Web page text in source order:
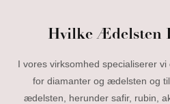
Hvilke Ædelsten
I vores virksomhed specialiserer
for diamanter og ædelsten og
ædelsten, herunder safir, rubin,